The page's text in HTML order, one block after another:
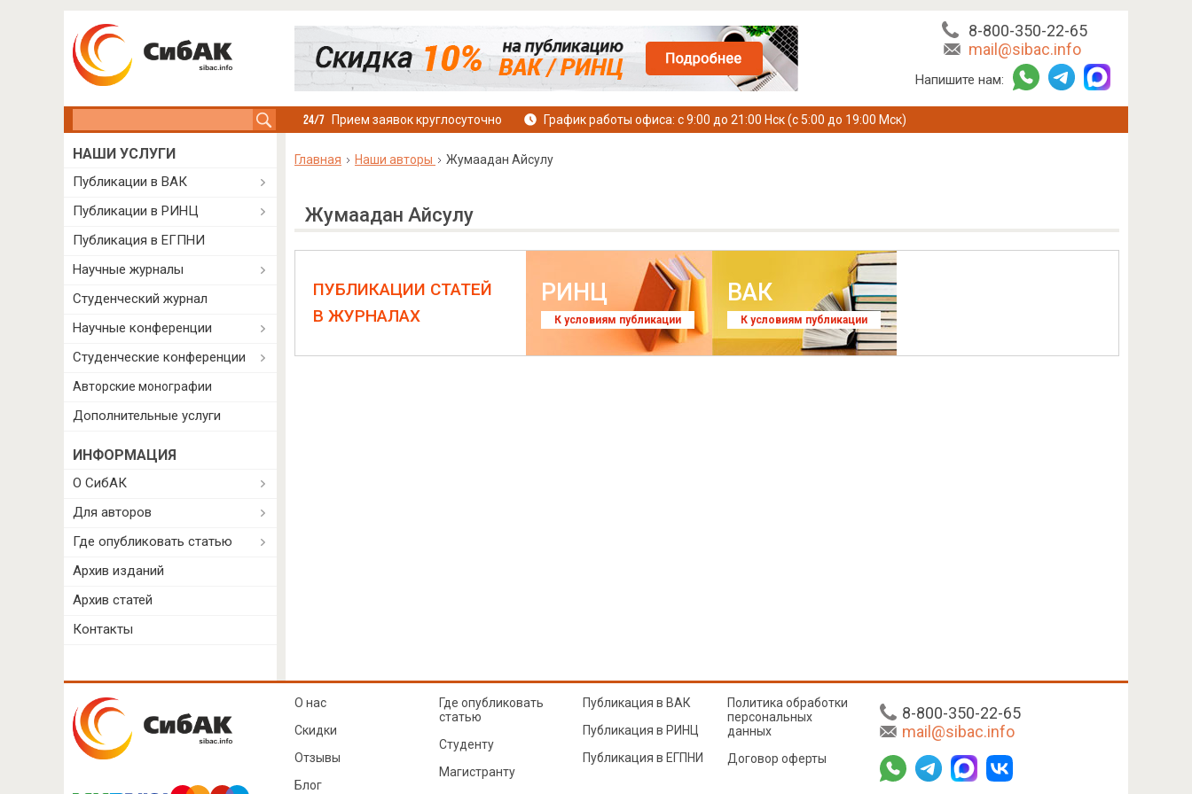
8-800-350-22-65
mail@sibac.info
Напишите нам:
Прием заявок круглосуточно График работы офиса: с 9:00 до 21:00 Нск (с 5:00 до 19:00 Мск)
Главная Наши авторы Жумаадан Айсулу
Жумаадан Айсулу
ПУБЛИКАЦИИ СТАТЕЙ
В ЖУРНАЛАХ
РИНЦ
К условиям публикации
ВАК
К условиям публикации
НАШИ УСЛУГИ
Публикации в ВАК
Публикации в РИНЦ
Публикация в ЕГПНИ
Научные журналы
Студенческий журнал
Научные конференции
Студенческие конференции
Авторские монографии
Дополнительные услуги
ИНФОРМАЦИЯ
О СибАК
Для авторов
Где опубликовать статью
Архив изданий
Архив статей
Контакты
8-800-350-22-65
mail@sibac.info
О нас
Скидки
Отзывы
Блог
Где опубликовать
статью
Студенту
Магистранту
Публикация в ВАК
Публикация в РИНЦ
Публикация в ЕГПНИ
Политика обработки
персональных
данных
Договор оферты